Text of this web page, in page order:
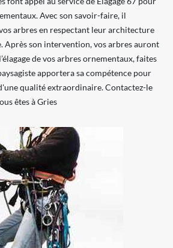
Avec son savoir-faire, il
arbres en respectant leur architecture
Après son intervention, vos arbres auront
de vos arbres ornementaux, faites
apportera sa compétence pour
qualité extraordinaire. Contactez-le
êtes à Gries